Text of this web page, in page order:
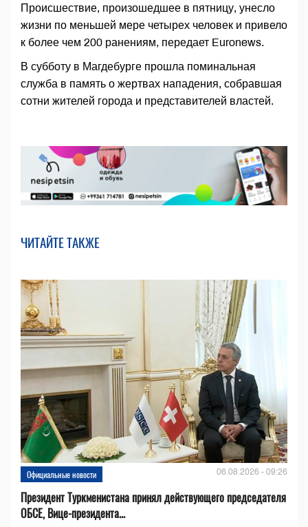
Происшествие, произошедшее в пятницу, унесло
жизни по меньшей мере четырех человек и привело
к более чем 200 ранениям, передает Euronews.
В субботу в Магдебурге прошла поминальная
служба в память о жертвах нападения, собравшая
сотни жителей города и представителей властей.
ЧИТАЙТЕ ТАКЖЕ
Официальные новости 06.08.2026 - 09:26
Президент Туркменистана принял действующего председателя
ОБСЕ, Вице-президента...